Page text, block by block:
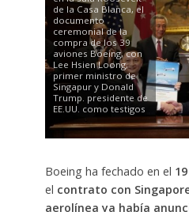
de la Casa Blanca, el
documento
ceremonial de la
compra de los 39
aviones Boeing, con
Lee Hsien Loong,
primer ministro de
Singapur y Donald
Trump. presidente de
EE.UU. como testigos
Boeing ha fechado en el
el contrato con
aerolínea ya había